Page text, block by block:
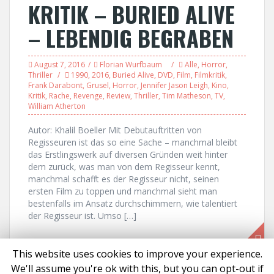
KRITIK – BURIED ALIVE
– LEBENDIG BEGRABEN
August 7, 2016 Florian Wurfbaum Alle, Horror,
Thriller
1990, 2016, Buried Alive, DVD, Film, Filmkritik,
Frank Darabont, Grusel, Horror, Jennifer Jason Leigh, Kino,
Kritik, Rache, Revenge, Review, Thriller, Tim Matheson, TV,
William Atherton
Autor: Khalil Boeller Mit Debutauftritten von
Regisseuren ist das so eine Sache – manchmal bleibt
das Erstlingswerk auf diversen Gründen weit hinter
dem zurück, was man von dem Regisseur kennt,
manchmal schafft es der Regisseur nicht, seinen
ersten Film zu toppen und manchmal sieht man
bestenfalls im Ansatz durchschimmern, wie talentiert
der Regisseur ist. Umso […]
This website uses cookies to improve your experience.
We'll assume you're ok with this, but you can opt-out if